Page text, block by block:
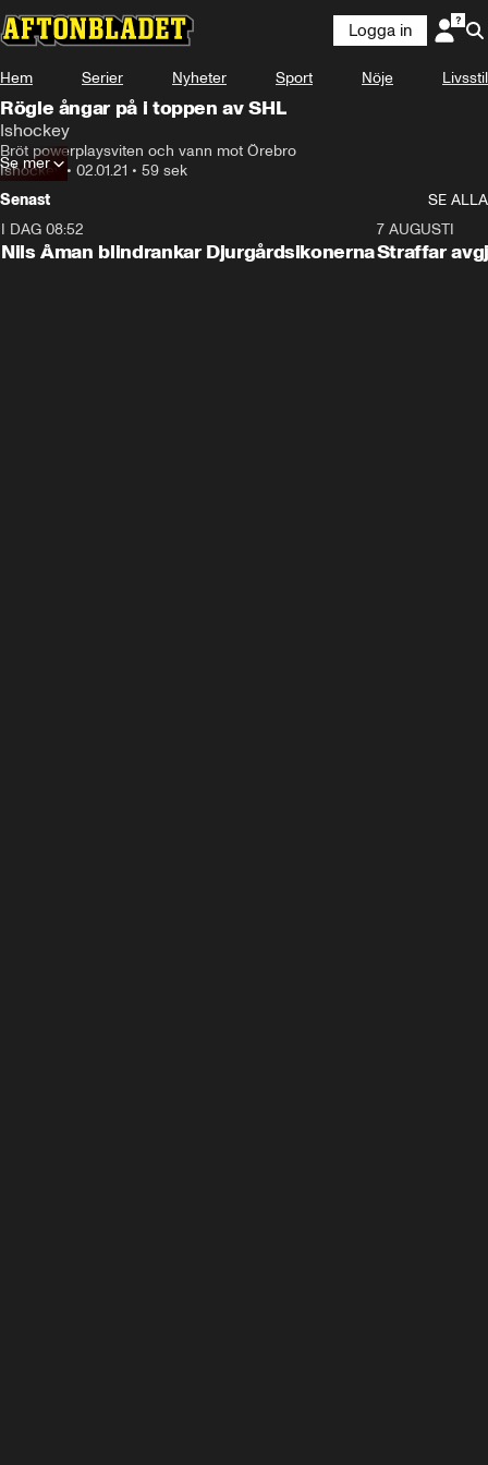
Logga in
Hem Serier Nyheter Sport Nöje Livsstil
Rögle ångar på i toppen av SHL
Ishockey
Bröt powerplaysviten och vann mot Örebro
Ishockey• 02.01.21 • 59 sek
Se mer
Senast
SE ALLA
I DAG 08:52
Nils Åman blindrankar Djurgårdsikonerna
7 AUGUSTI
Straffar